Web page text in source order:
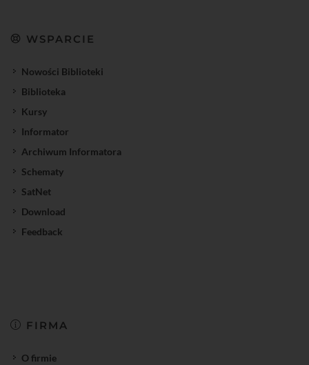
WSPARCIE
Nowości Biblioteki
Biblioteka
Kursy
Informator
Archiwum Informatora
Schematy
SatNet
Download
Feedback
FIRMA
O firmie